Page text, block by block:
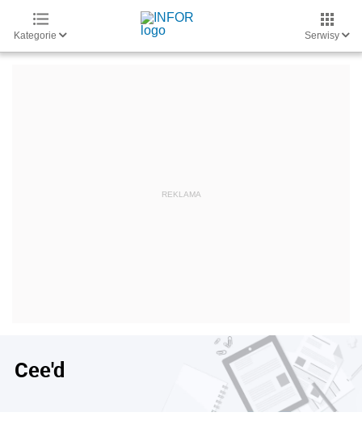
Kategorie Serwisy
Cee'd